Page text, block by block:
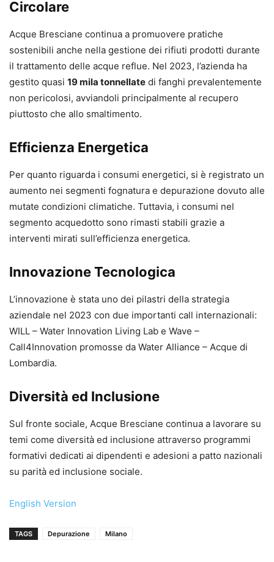
Circolare
Acque Bresciane continua a promuovere pratiche
sostenibili anche nella gestione dei rifiuti prodotti durante
il trattamento delle acque reflue. Nel 2023, l’azienda ha
gestito quasi 19 mila tonnellate di fanghi prevalentemente
non pericolosi, avviandoli principalmente al recupero
piuttosto che allo smaltimento.
Efficienza Energetica
Per quanto riguarda i consumi energetici, si è registrato un
aumento nei segmenti fognatura e depurazione dovuto alle
mutate condizioni climatiche. Tuttavia, i consumi nel
segmento acquedotto sono rimasti stabili grazie a
interventi mirati sull’efficienza energetica.
Innovazione Tecnologica
L’innovazione è stata uno dei pilastri della strategia
aziendale nel 2023 con due importanti call internazionali:
WILL – Water Innovation Living Lab e Wave –
Call4Innovation promosse da Water Alliance – Acque di
Lombardia.
Diversità ed Inclusione
Sul fronte sociale, Acque Bresciane continua a lavorare su
temi come diversità ed inclusione attraverso programmi
formativi dedicati ai dipendenti e adesioni a patto nazionali
su parità ed inclusione sociale.
English Version
TAGS Depurazione Milano